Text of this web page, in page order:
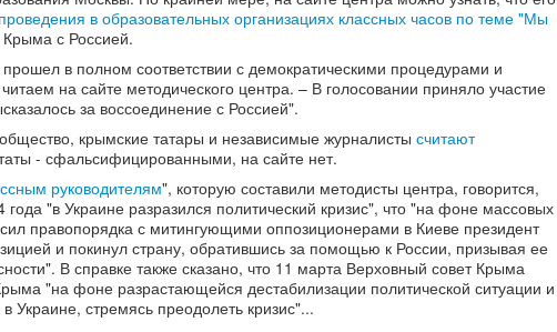
в образовательных организациях классных часов по теме "Мы
с Россией.
в полном соответствии с демократическими процедурами и
на сайте методического центра. – В голосовании приняло участие
за воссоединение с Россией".
крымские татары и независимые журналисты считают
- сфальсифицированными, на сайте нет.
руководителям", которую составили методисты центра, говорится,
"в Украине разразился политический кризис", что "на фоне массовых
правопорядка с митингующими оппозиционерами в Киеве президент
и покинул страну, обратившись за помощью к России, призывая ее
В справке также сказано, что 11 марта Верховный совет Крыма
"на фоне разрастающейся дестабилизации политической ситуации и
Украине, стремясь преодолеть кризис"...